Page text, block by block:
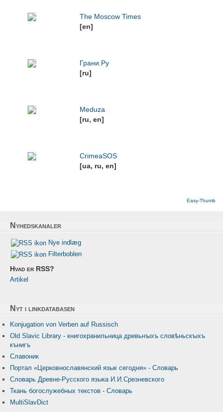
The Moscow Times
[en]
Грани.Ру
[ru]
Meduza
[ru, en]
CrimeaSOS
[ua, ru, en]
Easy-Thumb
Nyhedskanaler
Nye indlæg
Filterboblen
Hvad er RSS?
Artikel
Nyt i linkdatabasen
Konjugation von Verben auf Russisch
Old Slavic Library - книгохранильница древьнꙑхъ словѣньскꙑхъ
кънигъ
Славоник
Портал «Церковнославянский язык сегодня» - Словарь
Словарь Древне-Русского языка И.И.Срезневского
Ткань бого­служебных текстов - Словарь
MultiSlavDict